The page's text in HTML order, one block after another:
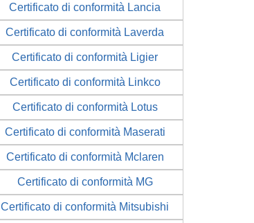
Certificato di conformità Lancia
Certificato di conformità Laverda
Certificato di conformità Ligier
Certificato di conformità Linkco
Certificato di conformità Lotus
Certificato di conformità Maserati
Certificato di conformità Mclaren
Certificato di conformità MG
Certificato di conformità Mitsubishi